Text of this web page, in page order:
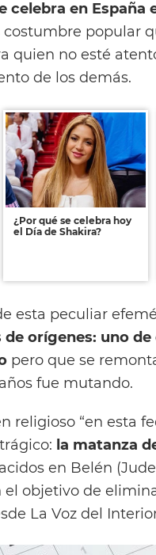
celebra en España
costumbre popular
quien no esté
de los demás.
¿Por qué se celebra hoy
el Día de Shakira?
esta peculiar
de orígenes: uno
pero que se
fue mutando.
religioso “en esta
la matanza
en Belén
el objetivo de
La Voz del